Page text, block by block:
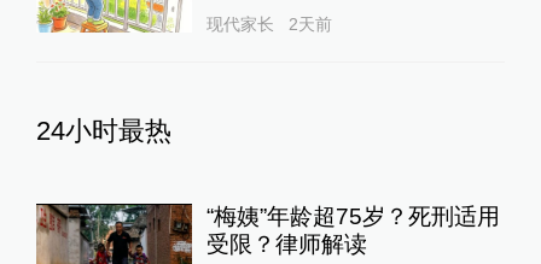
现代家长 2天前
24小时最热
“梅姨”年龄超75岁？死刑适用
受限？律师解读